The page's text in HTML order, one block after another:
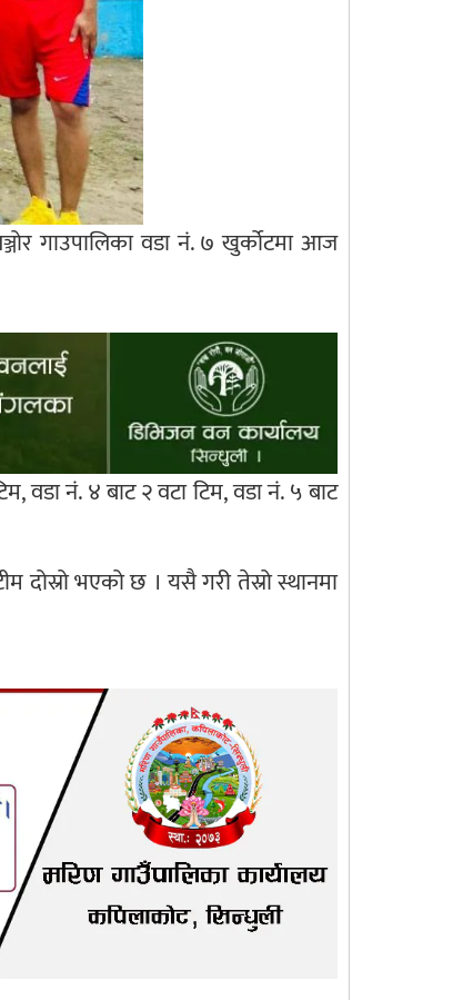
गाउपालिका वडा नं. ७ खुर्कोटमा आज
वडा नं. ४ बाट २ वटा टिम, वडा नं. ५ बाट
दोस्रो भएको छ । यसै गरी तेस्रो स्थानमा